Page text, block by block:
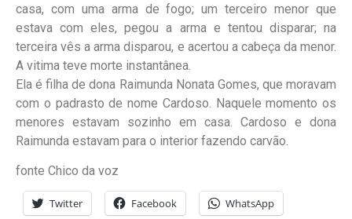
casa, com uma arma de fogo; um terceiro menor que
estava com eles, pegou a arma e tentou disparar; na
terceira vês a arma disparou, e acertou a cabeça da menor.
A vitima teve morte instantânea.
Ela é filha de dona Raimunda Nonata Gomes, que moravam
com o padrasto de nome Cardoso. Naquele momento os
menores estavam sozinho em casa. Cardoso e dona
Raimunda estavam para o interior fazendo carvão.
fonte Chico da voz
Twitter Facebook WhatsApp